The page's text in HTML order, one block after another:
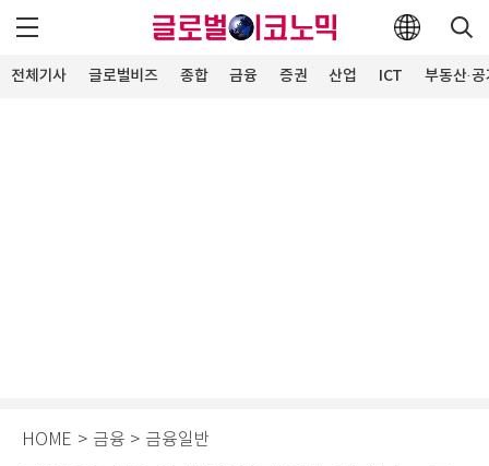
전체기사 글로벌비즈 종합 금융 증권 산업 ICT 부동산·
HOME > 금융 > 금융일반